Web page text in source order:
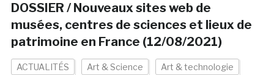
DOSSIER / Nouveaux sites web de
musées, centres de sciences et lieux de
patrimoine en France (12/08/2021)
ACTUALITÉS Art & Science Art & technologie